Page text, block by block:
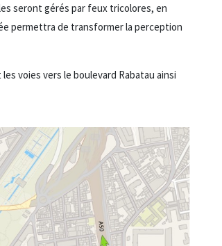
seront gérés par feux tricolores, en
permettra de transformer la perception
voies vers le boulevard Rabatau ainsi